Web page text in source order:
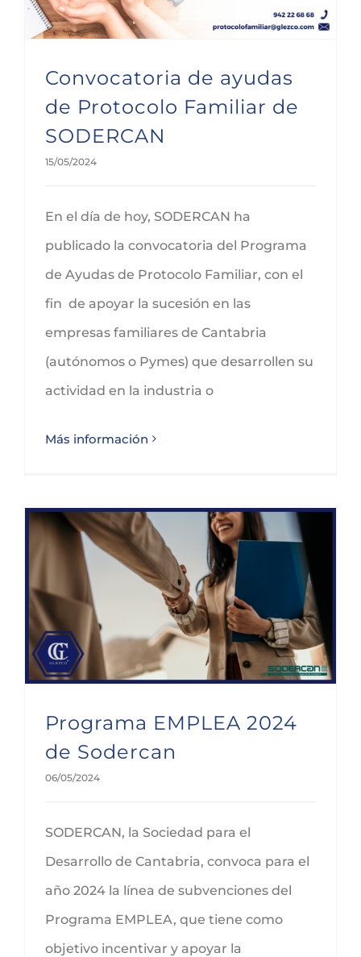
Convocatoria de ayudas
de Protocolo Familiar de
SODERCAN
15/05/2024
En el día de hoy, SODERCAN ha
publicado la convocatoria del Programa
de Ayudas de Protocolo Familiar, con el
fin de apoyar la sucesión en las
empresas familiares de Cantabria
(autónomos o Pymes) que desarrollen su
actividad en la industria o
Más información
Programa EMPLEA 2024
de Sodercan
06/05/2024
SODERCAN, la Sociedad para el
Desarrollo de Cantabria, convoca para el
año 2024 la línea de subvenciones del
Programa EMPLEA, que tiene como
objetivo incentivar y apoyar la